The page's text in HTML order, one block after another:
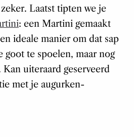
Laatst tipten we je
: een Martini gemaakt
ideale manier om dat sap
goot te spoelen, maar nog
uiteraard geserveerd
met je augurken-